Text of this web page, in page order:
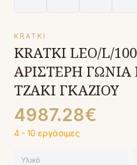
KRATKI
KRATKI LEO/L/
ΑΡΙΣΤΕΡΗ
ΤΖΑΚΙ ΓΚΑΖΙΟΥ
4987.28€
4 - 10 εργάσιμες
Υλικό